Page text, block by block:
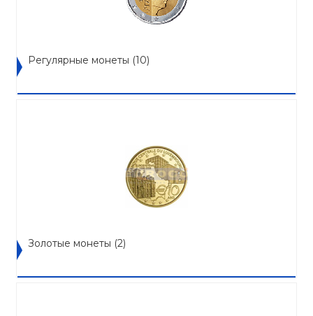
Регулярные монеты (10)
Золотые монеты (2)